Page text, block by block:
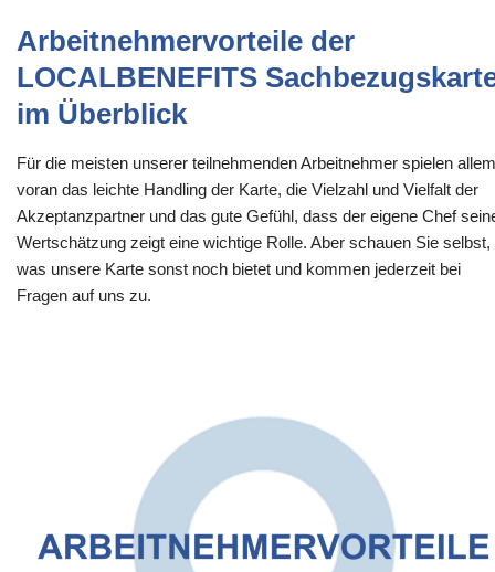
Arbeitnehmervorteile der
LOCALBENEFITS
im Überblick
Für die meisten unserer teilnehmenden Arbeitnehmer spielen allem
voran das leichte Handling der Karte, die Vielzahl und Vielfalt der
Akzeptanzpartner und das gute Gefühl, dass der eigene Chef
Wertschätzung zeigt eine wichtige Rolle. Aber schauen Sie selbst,
was unsere Karte sonst noch bietet und kommen jederzeit bei
Fragen auf uns zu.